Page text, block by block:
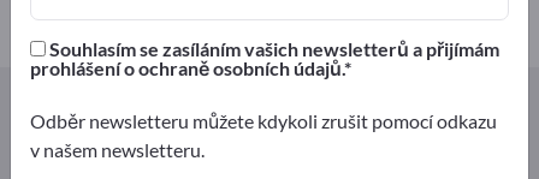
1 1
Fólie z umelé hmoty
Polyesterové fólie
Souhlasím se zasíláním vašich newsletterů a přijímám
prohlášení o ochraně osobních údajů.
Odběr newsletteru můžete kdykoli zrušit pomocí odkazu
v našem newsletteru.